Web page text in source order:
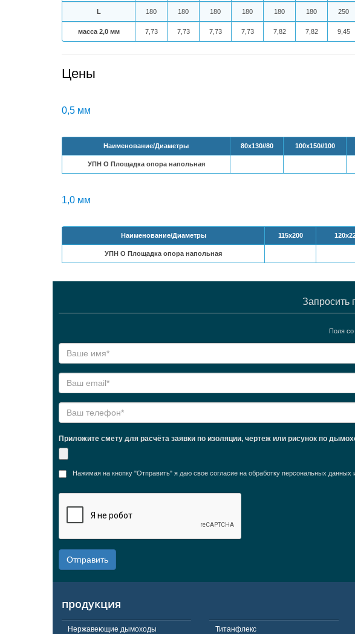
L 180 180 180 180 180 180 250
масса 2,0 мм 7,73 7,73 7,73 7,73 7,82 7,82 9,45
Цены
0,5 мм
Наименование/Диаметры 80х130//80 100х150//100
УПН O Площадка опора напольная
1,0 мм
Наименование/Диаметры 115х200
УПН O Площадка опора напольная
Запросить
Поля со
Приложите смету для расчёта заявки по изоляции, чертеж или рисунок по
Нажимая на кнопку "Отправить" я даю свое согласие на обработку персональных данных
Отправить
продукция
Нержавеющие дымоходы Титанфлекс